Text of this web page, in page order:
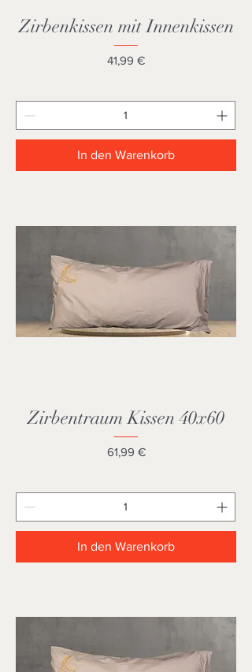
Zirbenkissen mit Innenkissen
Preis
41,99 €
In den Warenkorb
Zirbentraum Kissen 40x60
Preis
61,99 €
In den Warenkorb